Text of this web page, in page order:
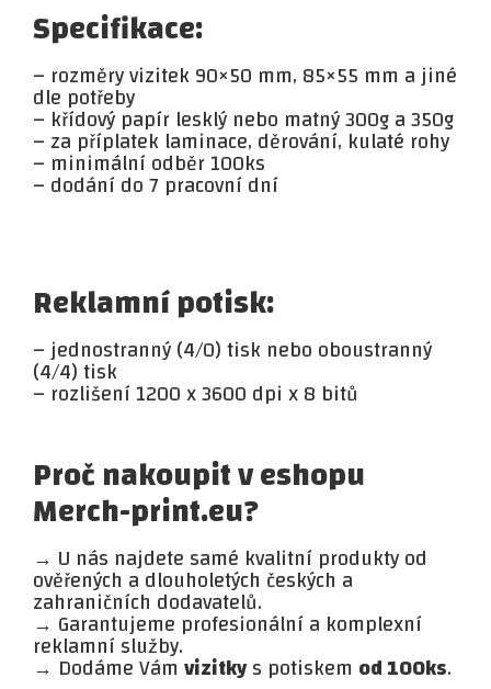
Specifikace:
– rozměry vizitek 90×50 mm, 85×55 mm a jiné
dle potřeby
– křídový papír lesklý nebo matný 300g a 350g
– za příplatek laminace, děrování, kulaté rohy
– minimální odběr 100ks
– dodání do 7 pracovní dní
Reklamní potisk:
– jednostranný (4/0) tisk nebo oboustranný
(4/4) tisk
– rozlišení 1200 x 3600 dpi x 8 bitů
Proč nakoupit v eshopu
Merch-print.eu?
→ U nás najdete samé kvalitní produkty od
ověřených a dlouholetých českých a
zahraničních dodavatelů.
→ Garantujeme profesionální a komplexní
reklamní služby.
→ Dodáme Vám vizitkys potiskem od 100ks.